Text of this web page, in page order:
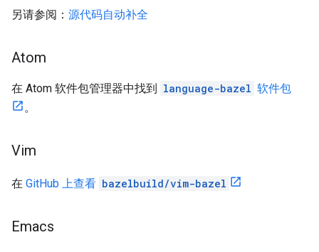
另请参阅： 源代码自动补全
Atom
在 Atom 软件包管理器中找到 language-bazel 软件包
。
Vim
在 GitHub 上查看 bazelbuild/vim-bazel
Emacs